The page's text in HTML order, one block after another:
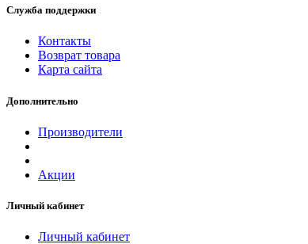
Служба поддержки
Контакты
Возврат товара
Карта сайта
Дополнительно
Производители
Акции
Личный кабинет
Личный кабинет